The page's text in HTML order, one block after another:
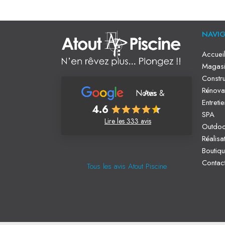
Notes & Avis
4.6
Lire les 333 avis
Tous les avis Atout Piscine
Accueil
SPA